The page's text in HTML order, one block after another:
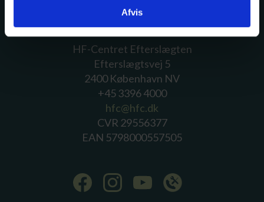
Afvis
HF-Centret Efterslægten
Efterslægtsvej 5
2400 København NV
+45 3396 4000
hfc@hfc.dk
CVR 29556377
EAN 5798000557505